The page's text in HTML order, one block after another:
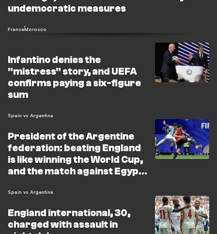
undemocratic measures
FranceMorocco
Infantino denies the
"mistress" story, and UEFA
confirms paying a six-figure
sum
Spain vs Argentina
President of the Argentine
federation: beating England
is like winning the World Cup,
and the match against Egypt
Spain vs Argentina
England international, 30,
charged with assault in